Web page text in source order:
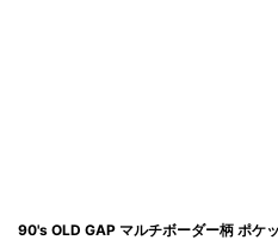
90's OLD GAP マルチボーダー柄 ポケ